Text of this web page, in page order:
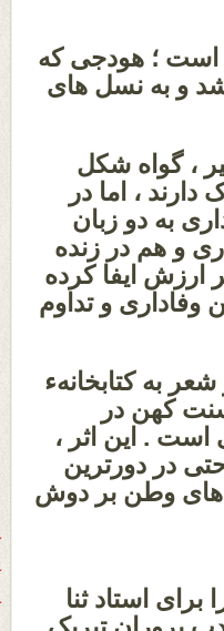
است ؛ هودجی که
و به نسل های
، گواه شکل
، اما در
به دو زبان
و هم در زنده
ارزش ایفا کرده
و تداوم
به کتابخانهء
کهن در
. این اثر ،
در دورترین
های وطن بر دوش
استاد ثنا